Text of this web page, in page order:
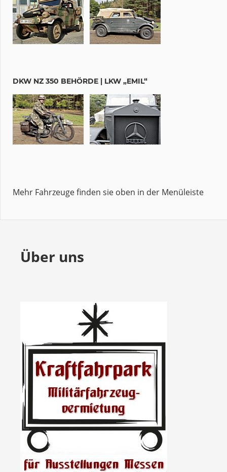
DKW NZ 350 BEHÖRDE | LKW „EMIL“
Mehr Fahrzeuge finden sie oben in der Menüleiste
Über uns